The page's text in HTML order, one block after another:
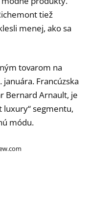
tiež
menej, ako sa
tovarom na
Francúzska
Bernard Arnault, je
luxury“ segmentu,
módu.